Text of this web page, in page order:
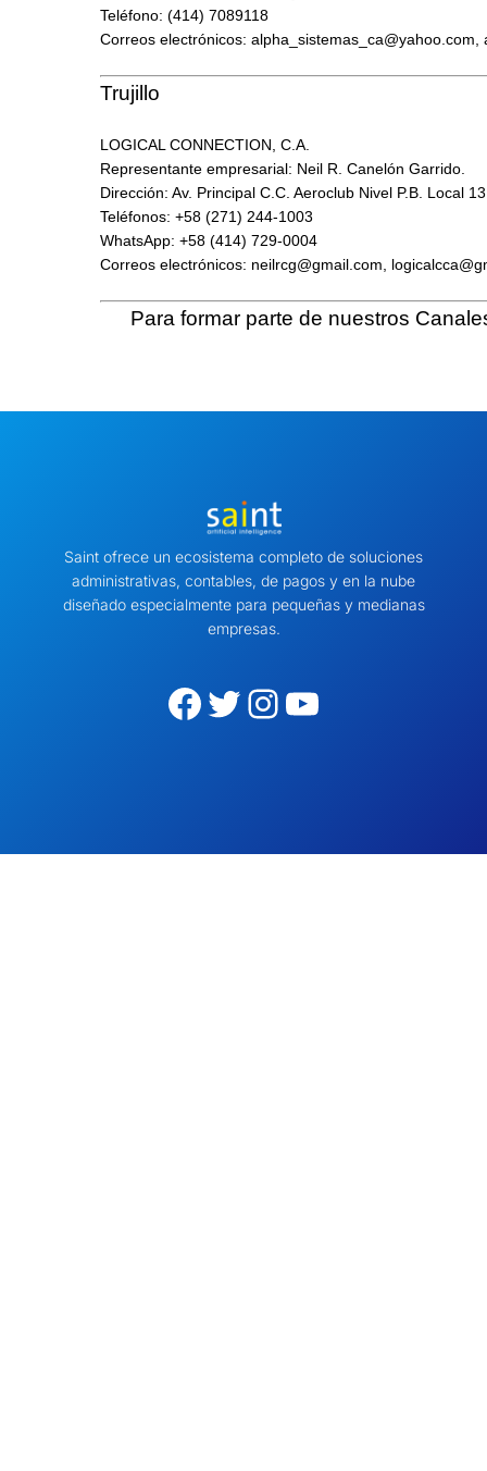
Teléfono: (414) 7089118
Correos electrónicos: alpha_sistemas_ca@yahoo.com
Trujillo
LOGICAL CONNECTION, C.A.
Representante empresarial: Neil R. Canelón Garrido.
Dirección: Av. Principal C.C. Aeroclub Nivel P.B. Local
Teléfonos: +58 (271) 244-1003
WhatsApp: +58 (414) 729-0004
Correos electrónicos: neilrcg@gmail.com
Para formar parte de nuestros
Saint ofrece un ecosistema completo de soluciones
administrativas, contables, de pagos y en la nube
diseñado especialmente para pequeñas y medianas
empresas.
Facebook Twitter Instagram YouTube